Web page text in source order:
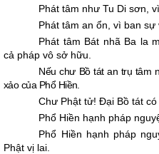
Phát tâm như Tu Di sơn,
Phát tâm an ổn, vì ban sự
Phát tâm Bát nhã Ba la
cả pháp vô sở hữu.
Nếu chư Bồ tát an trụ tâm
xảo của Phổ Hiền.
Chư Phật tử! Ðại Bồ tát
Phổ Hiền hạnh pháp
Phổ Hiền hạnh pháp
Phật vị lai.